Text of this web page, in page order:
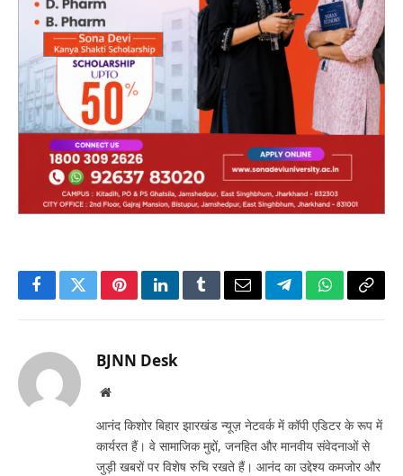
FacebookTwitterPinterestLinkedInTumblrEmailTelegramWhatsApp
Copy
BJNN Desk
Website
आनंद किशोर बिहार झारखंड न्यूज़ नेटवर्क में कॉपी एडिटर के रूप में
कार्यरत हैं। वे सामाजिक मुद्दों, जनहित और मानवीय संवेदनाओं से
जुड़ी खबरों पर विशेष रुचि रखते हैं। आनंद का उद्देश्य कमजोर और